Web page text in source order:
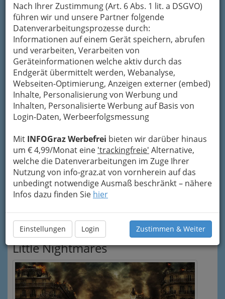
Nach Ihrer Zustimmung (Art. 6 Abs. 1 lit. a DSGVO)
führen wir und unsere Partner folgende
Datenverarbeitungsprozesse durch:
Informationen auf einem Gerät speichern, abrufen
und verarbeiten, Verarbeiten von
Geräteinformationen welche aktiv durch das
Endgerät übermittelt werden, Webanalyse,
Webseiten-Optimierung, Anzeigen externer (embed)
Inhalte, Personalisierung von Werbung und
Inhalten, Personalisierte Werbung auf Basis von
Login-Daten, Werbeerfolgsmessung
Mit INFOGraz Werbefrei bieten wir darüber hinaus
um € 4,99/Monat eine 'trackingfreie' Alternative,
welche die Datenverarbeitungen im Zuge Ihrer
Nutzung von info-graz.at von vornherein auf das
unbedingt notwendige Ausmaß beschränkt – nähere
Infos dazu finden Sie hier
Einstellungen Login Zustimmen & Weiter
Die schaurigsten Horrorspiele für Halloween 2020
haben immer etwas mit Tod, Skelet, gruselig,
Gespenst, Spuk und Geister Jäger zu tun.
DieAuswahl von Gamesist heute größer denn
je, doch passend zuHalloweenhaben wir einige
der gruseligsten Spiele herausgesucht.
Alternativ könnten Sie auchCasino Spiele
kostenlosspielen, obwohl diese meist nicht
besonders gruselig sind, doch das ist
letztendlich Ihre Entscheidung. Hier sind aber
nun unsereTop 4 Horrorspiele, die nur für die
mutigsten Gamer sind.
Little Nightmares